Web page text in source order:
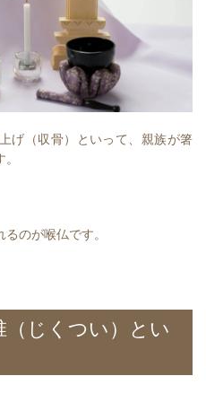
げ（収骨）といって、親族が箸
のが喉仏です。
（じくつい）とい